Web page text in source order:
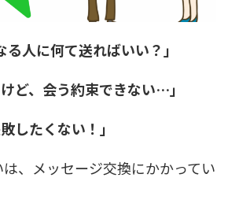
る人に何て送ればいい？」
ど、会う約束できない…」
したくない！」
は、メッセージ交換にかかってい